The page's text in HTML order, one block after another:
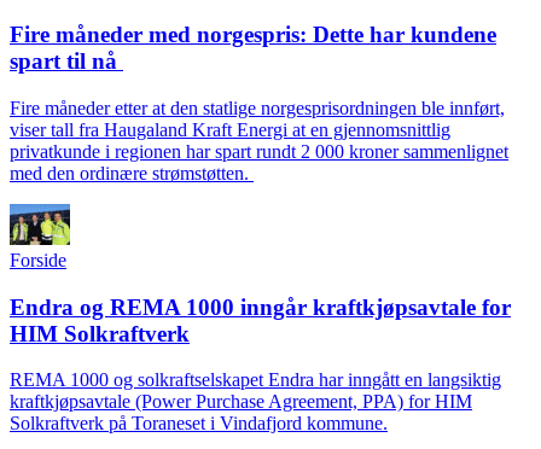
Fire måneder med norgespris: Dette har kundene
spart til nå
Fire måneder etter at den statlige norgesprisordningen ble innført,
viser tall fra Haugaland Kraft Energi at en gjennomsnittlig
privatkunde i regionen har spart rundt 2 000 kroner sammenlignet
med den ordinære strømstøtten.
Forside
Endra og REMA 1000 inngår kraftkjøpsavtale for
HIM Solkraftverk
REMA 1000 og solkraftselskapet Endra har inngått en langsiktig
kraftkjøpsavtale (Power Purchase Agreement, PPA) for HIM
Solkraftverk på Toraneset i Vindafjord kommune.